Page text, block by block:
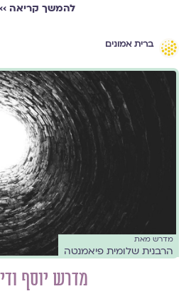
להמשך קריאה ››
ברית אמונים
מדרש מאת
הרבנית שלומית פיאמנטה
מדרש יוסף